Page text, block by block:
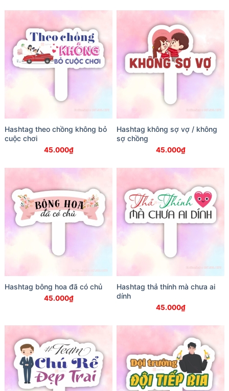
Hashtag theo chồng không bỏ
cuộc chơi
45.000₫
Hashtag không sợ vợ / không
sợ chồng
45.000₫
Hashtag bông hoa đã có chủ
45.000₫
Hashtag thả thính mà chưa ai
dính
45.000₫